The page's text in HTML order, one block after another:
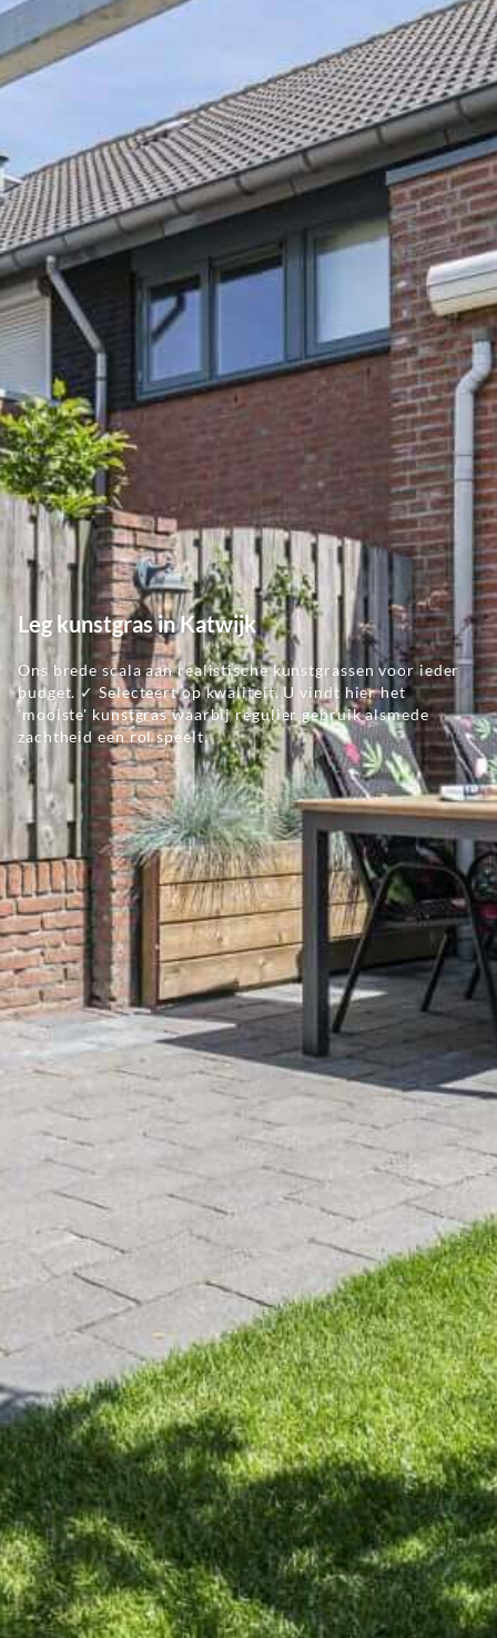
Leg kunstgras in Katwijk
Ons brede scala aan realistische kunstgrassen voor ieder
budget. ✓ Selecteert op kwaliteit. U vindt hier het
'mooiste' kunstgras waarbij regulier gebruik alsmede
zachtheid een rol speelt.